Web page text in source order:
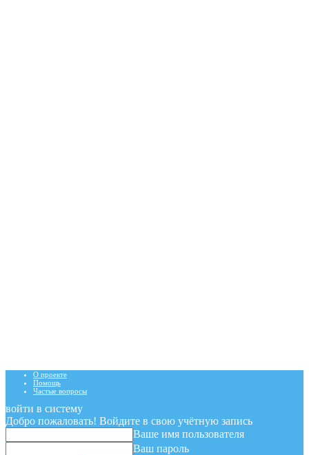
О проекте
Помощь
Частые вопросы
войти в систему
Добро пожаловать! Войдите в свою учётную запись
Ваше имя пользователя
Ваш пароль